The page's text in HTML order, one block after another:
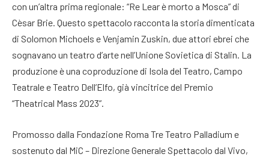
con un’altra prima regionale: “Re Lear è morto a Mosca” di
Cèsar Brie. Questo spettacolo racconta la storia dimenticata
di Solomon Michoels e Venjamin Zuskin, due attori ebrei che
sognavano un teatro d’arte nell’Unione Sovietica di Stalin. La
produzione è una coproduzione di Isola del Teatro, Campo
Teatrale e Teatro Dell’Elfo, già vincitrice del Premio
“Theatrical Mass 2023”.
Promosso dalla Fondazione Roma Tre Teatro Palladium e
sostenuto dal MiC – Direzione Generale Spettacolo dal Vivo,